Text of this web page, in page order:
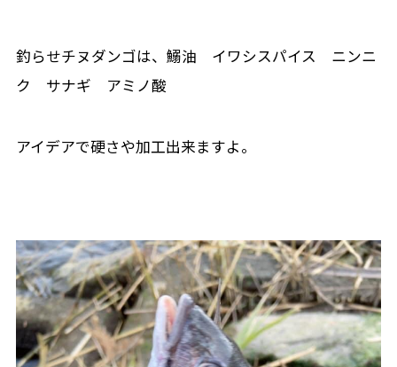
釣らせチヌダンゴは、鰯油 イワシスパイス ニンニ
ク サナギ アミノ酸
アイデアで硬さや加工出来ますよ。